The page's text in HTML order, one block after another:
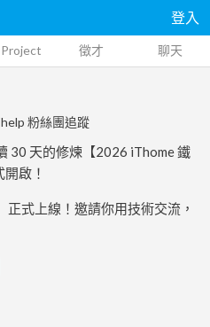
登入
徵才 聊天
粉絲團追蹤
30 天的修煉【2026 iThome 鐵
啟！
式上線！邀請你用技術交流，